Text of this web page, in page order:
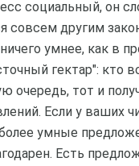
социальный, он
совсем другим
умнее, как в
гектар": кто
очередь, тот и
Если у ваших
умные
Есть